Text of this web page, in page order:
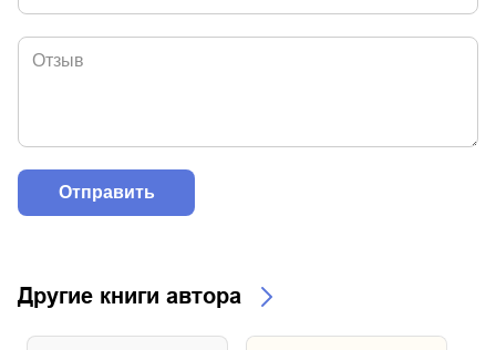
Другие книги автора